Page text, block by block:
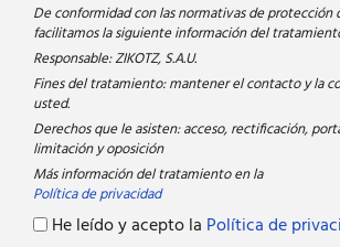
De conformidad con las normativas de protección
facilitamos la siguiente información del
Responsable: ZIKOTZ, S.A.U.
Fines del tratamiento: mantener el contacto y la
usted.
Derechos que le asisten: acceso, rectificación,
limitación y oposición
Más información del tratamiento en la
Política de privacidad
He leído y acepto la Política de